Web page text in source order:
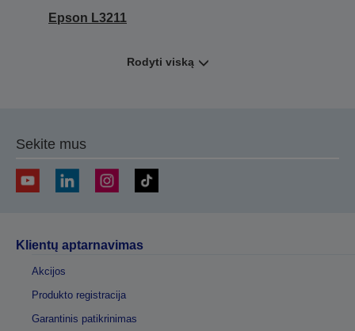
Epson L3211
Rodyti viską
Sekite mus
Klientų aptarnavimas
Akcijos
Produkto registracija
Garantinis patikrinimas